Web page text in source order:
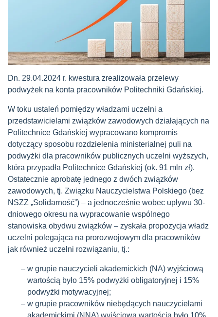
Dn. 29.04.2024 r. kwestura zrealizowała przelewy
podwyżek na konta pracowników Politechniki Gdańskiej.
W toku ustaleń pomiędzy władzami uczelni a
przedstawicielami związków zawodowych działających na
Politechnice Gdańskiej wypracowano kompromis
dotyczący sposobu rozdzielenia ministerialnej puli na
podwyżki dla pracowników publicznych uczelni wyższych,
która przypadła Politechnice Gdańskiej (ok. 91 mln zł).
Ostatecznie aprobatę jednego z dwóch związków
zawodowych, tj. Związku Nauczycielstwa Polskiego (bez
NSZZ „Solidarność”) – a jednocześnie wobec upływu 30-
dniowego okresu na wypracowanie wspólnego
stanowiska obydwu związków – zyskała propozycja władz
uczelni polegająca na prorozwojowym dla pracowników
jak również uczelni rozwiązaniu, tj.:
w grupie nauczycieli akademickich (NA) wyjściową
wartością było 15% podwyżki obligatoryjnej i 15%
podwyżki motywacyjnej;
w grupie pracowników niebędących nauczycielami
akademickimi (NNA) wyjściową wartością było 10%